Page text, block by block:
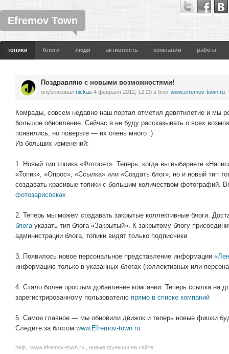
Efremov Town
топики блоги люди активность компании работа
Поздравляю с новыми возможностями!
опубликовал nickas 4 февраля 2012, 12:29 в блог www.efremov-town.ru
Комрады, совсем недавно наш портал отметил девятилетие и мы
большое обновление. Сейчас я не буду рассказывать о всех
появились, но поверьте — их очень много :)
Из больших изменений:
1. Новый тип топика «Фотосет». Теперь, когда вы выбираете
«Топик», «Опрос», «Ссылка» или «Создать блог», но и новый тип
создавать красивые топики с большим количеством фотографий.
фотозарисовках
2. Теперь мы можем создавать закрытые коллективные блоги.
блогауказать тип блога «Закрытый». К закрытому блогу
администрации блога, топики видят только подписчики.
3. Появилось новое персональное представление информации
информацию только в указанных блогах (коллективных или
4. Стало более простым добавление компании. Теперь ссылка на
зарегистрированному пользователю прямо в списке компаний
5. Самое главное — мы обновили движок и теперь новые фишки
Следите за блогом www.Efremov-town.ru
help www.efremov-town.ru новые функции на сайте